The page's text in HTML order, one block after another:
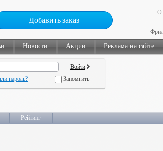
Добавить заказ
О
Новости Акции Реклама на сайте
пароль? Запомнить
Рейтинг